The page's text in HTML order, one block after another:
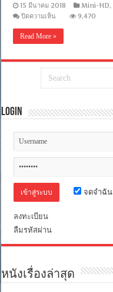
15 มีนาคม 2018 Mini-HD,
ปิดความเห็น
1080P]
(2018)
ทำลาย
อังกฤษ
อังกฤษ]
9,470
Read More »
Login
จดจำฉัน
ลงทะเบียน
ลืมรหัสผ่าน
หนังเรื่องล่าสุด